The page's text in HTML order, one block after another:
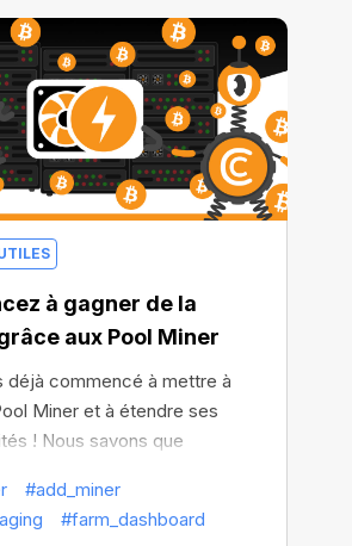
à gagner de la
aux Pool Miner
déjà commencé à mettre à
Miner et à étendre ses
! Nous savons que
nous recevons
de questions de
#add_miner
#farm_dashboard